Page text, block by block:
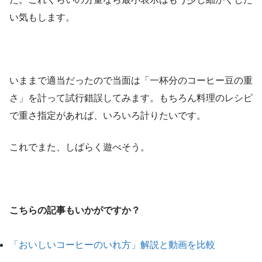
い気もします。
いままで適当だったので当面は「一杯分のコーヒー豆の重
さ」を計って試行錯誤してみます。もちろん料理のレシピ
で重さ指定があれば、いろいろ計りたいです。
これでまた、しばらく遊べそう。
こちらの記事もいかがですか？
「おいしいコーヒーのいれ方」解説と動画を比較